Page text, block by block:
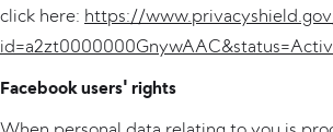
click here: https://
Facebook users' rights